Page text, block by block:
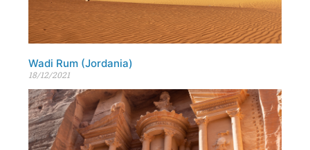
Wadi Rum (Jordania)
18/12/2021